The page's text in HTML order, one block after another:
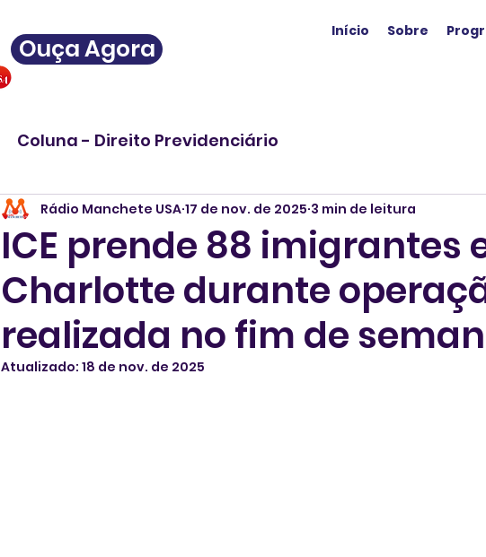
Ouça Agora
Início Sobre
Coluna - Direito Previdenciário
ICE prende 88 imigrantes
Charlotte durante
realizada no fim de
Rádio Manchete USA 17 de nov. de 2025 3 min de leitura
Atualizado: 18 de nov. de 2025